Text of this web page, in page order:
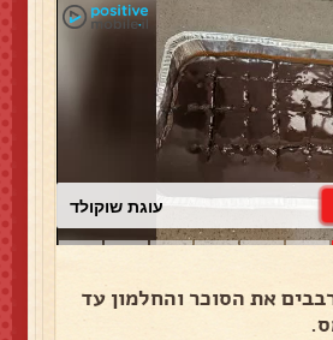
עוגת שוקולד
את הסוכר והחלמון עד